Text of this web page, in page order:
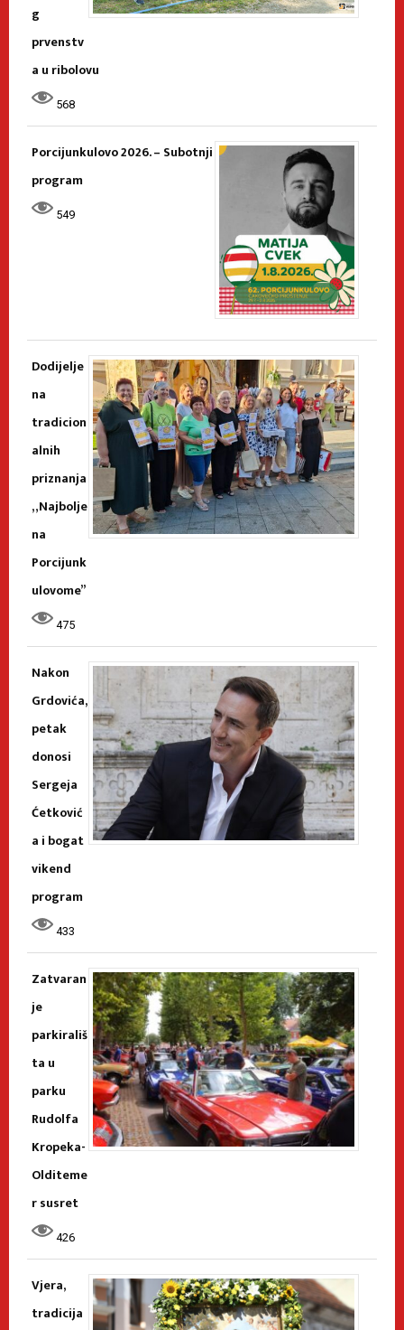
g
prvenstv
a u ribolovu
568
Porcijunkulovo 2026. – Subotnji
program
549
Dodijelje
na
tradicion
alnih
priznanja
„Najbolje
na
Porcijunk
ulovome”
475
Nakon
Grdovića,
petak
donosi
Sergeja
Ćetković
a i bogat
vikend
program
433
Zatvaran
je
parkirališ
ta u
parku
Rudolfa
Kropeka-
Olditeme
r susret
426
Vjera,
tradicija